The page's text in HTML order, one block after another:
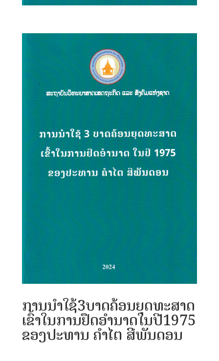
ການນໍາໃຊ້3ບາດຄ້ອນຍຸດທະສາດ
ເຂົ້າໃນການຢຶດອໍານາດໃນປີ1975
ຂອງປະທານ ຄຳໄຕ ສີພັນດອນ